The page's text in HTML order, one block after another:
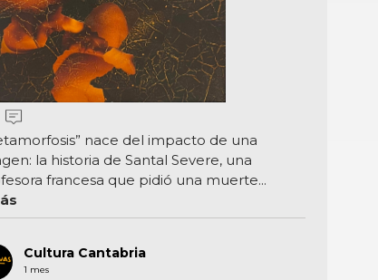
nace del impacto de una
la historia de Santal Severe, una
francesa que pidió una muerte...
Cultura Cantabria
1 mes